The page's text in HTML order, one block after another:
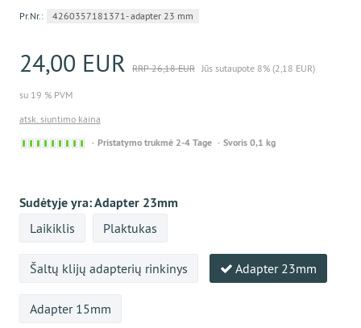
Pr.Nr.: 4260357181371- adapter 23 mm
24,00 EUR RRP 26,18 EUR Jūs sutaupote 8% (2,18 EUR)
su 19 % PVM
atsk. siuntimo kaina
Sofort
Pristatymo trukmė 2-4 Tage Svoris 0,1 kg
Sudėtyje yra:Adapter 23mm
Laikiklis Plaktukas
Šaltų klijų adapterių rinkinys Adapter 23mm
Adapter 15mm